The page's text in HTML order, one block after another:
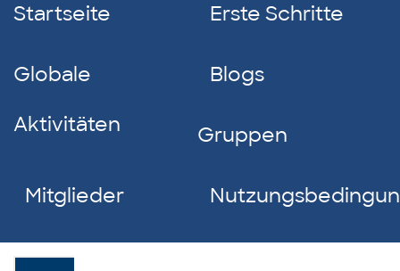
Startseite Erste Schritte
Globale
Aktivitäten
Blogs
Gruppen
Mitglieder